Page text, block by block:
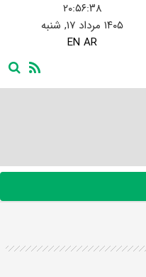
۲۰:۵۶:۳۹
۱۴۰۵ مرداد ۱۷, شنبه
EN AR